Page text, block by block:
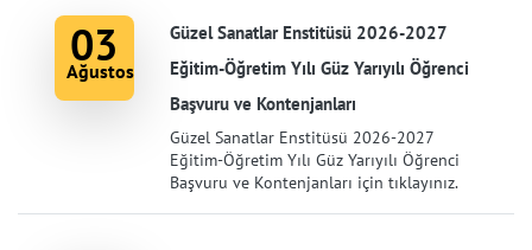
03
Ağustos
Güzel Sanatlar Enstitüsü 2026-2027
Eğitim-Öğretim Yılı Güz Yarıyılı Öğrenci
Başvuru ve Kontenjanları
Güzel Sanatlar Enstitüsü 2026-2027
Eğitim-Öğretim Yılı Güz Yarıyılı Öğrenci
Başvuru ve Kontenjanları için tıklayınız.